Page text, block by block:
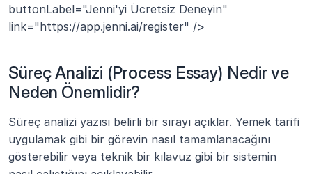
buttonLabel="Jenni'yi Ücretsiz Deneyin"
link="https://app.jenni.ai/register" />
Süreç Analizi (Process Essay) Nedir ve
Neden Önemlidir?
Süreç analizi yazısı belirli bir sırayı açıklar. Yemek tarifi
uygulamak gibi bir görevin nasıl tamamlanacağını
gösterebilir veya teknik bir kılavuz gibi bir sistemin